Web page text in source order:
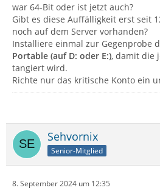
war 64-Bit oder ist jetzt auch?
Gibt es diese Auffälligkeit erst seit
noch auf dem Server vorhanden?
Installiere einmal zur Gegenprobe
Portable (auf D: oder E:), damit die
tangiert wird.
Richte nur das kritische Konto ein
Sehvornix
Senior-Mitglied
8. September 2024 um 12:35